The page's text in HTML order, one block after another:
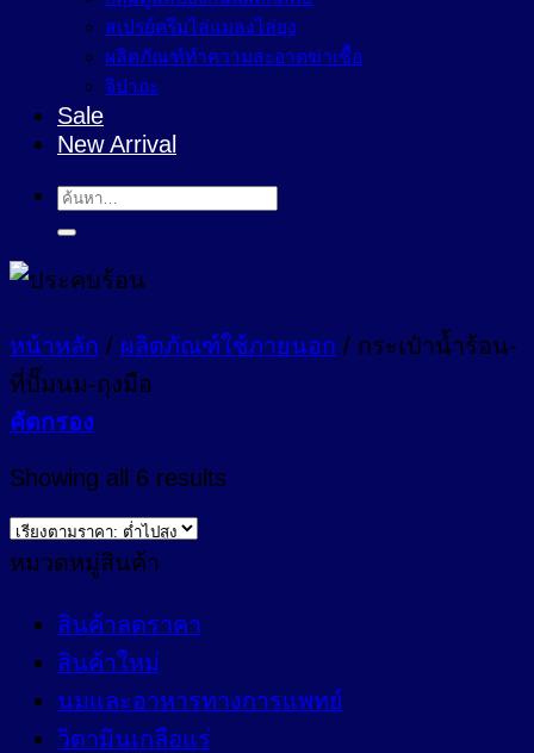
สเปรย์ครีมไล่แมลงไล่ยุง
ผลิตภัณฑ์ทำความสะอาดฆ่าเชื้อ
จิปาถะ
Sale
New Arrival
ค้นหา:
หน้าหลัก / ผลิตภัณฑ์ใช้ภายนอก / กระเป๋าน้ำร้อน-
ที่ปั๊มนม-ถุงมือ
คัดกรอง
Showing all 6 results
หมวดหมู่สินค้า
สินค้าลดราคา
สินค้าใหม่
นมและอาหารทางการแพทย์
วิตามินเกลือแร่